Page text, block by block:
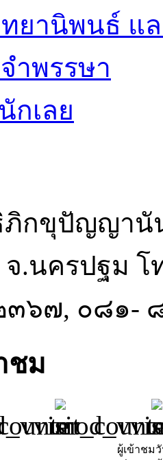
ยานิพนธ์ แ
ำพรรษา
กเลย
กขุปัญญานั
จ.นครปฐม
๖๗, ๐๘๑-
ชม
ผู้เข้าชม